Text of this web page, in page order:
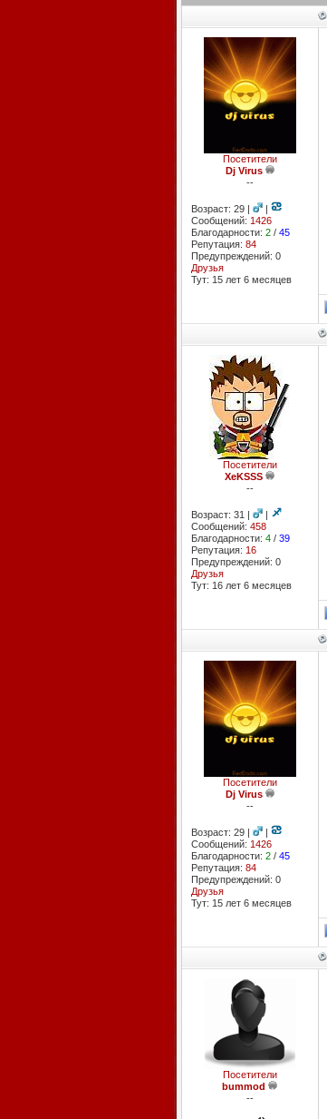
Посетители
Dj Virus
--
Возраст: 29 |
|
Сообщений: 1426
Благодарности: 2/ 45
Репутация: 84
Предупреждений: 0
Друзья
Тут: 15 лет 6 месяцев
Посетители
XeKSSS
--
Возраст: 31 |
|
Сообщений: 458
Благодарности: 4/ 39
Репутация: 16
Предупреждений: 0
Друзья
Тут: 16 лет 6 месяцев
Посетители
Dj Virus
--
Возраст: 29 |
|
Сообщений: 1426
Благодарности: 2/ 45
Репутация: 84
Предупреждений: 0
Друзья
Тут: 15 лет 6 месяцев
Посетители
bummod
--